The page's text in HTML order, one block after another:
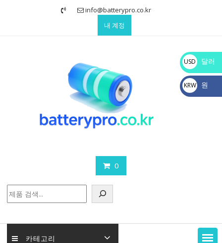
info@batterypro.co.kr
내 계정
0
색
카테고리
USD
$
달러
KRW
₩
원